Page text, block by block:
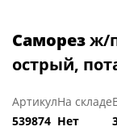
Саморезж/
острый,
Артикул
539874
На складе
Нет